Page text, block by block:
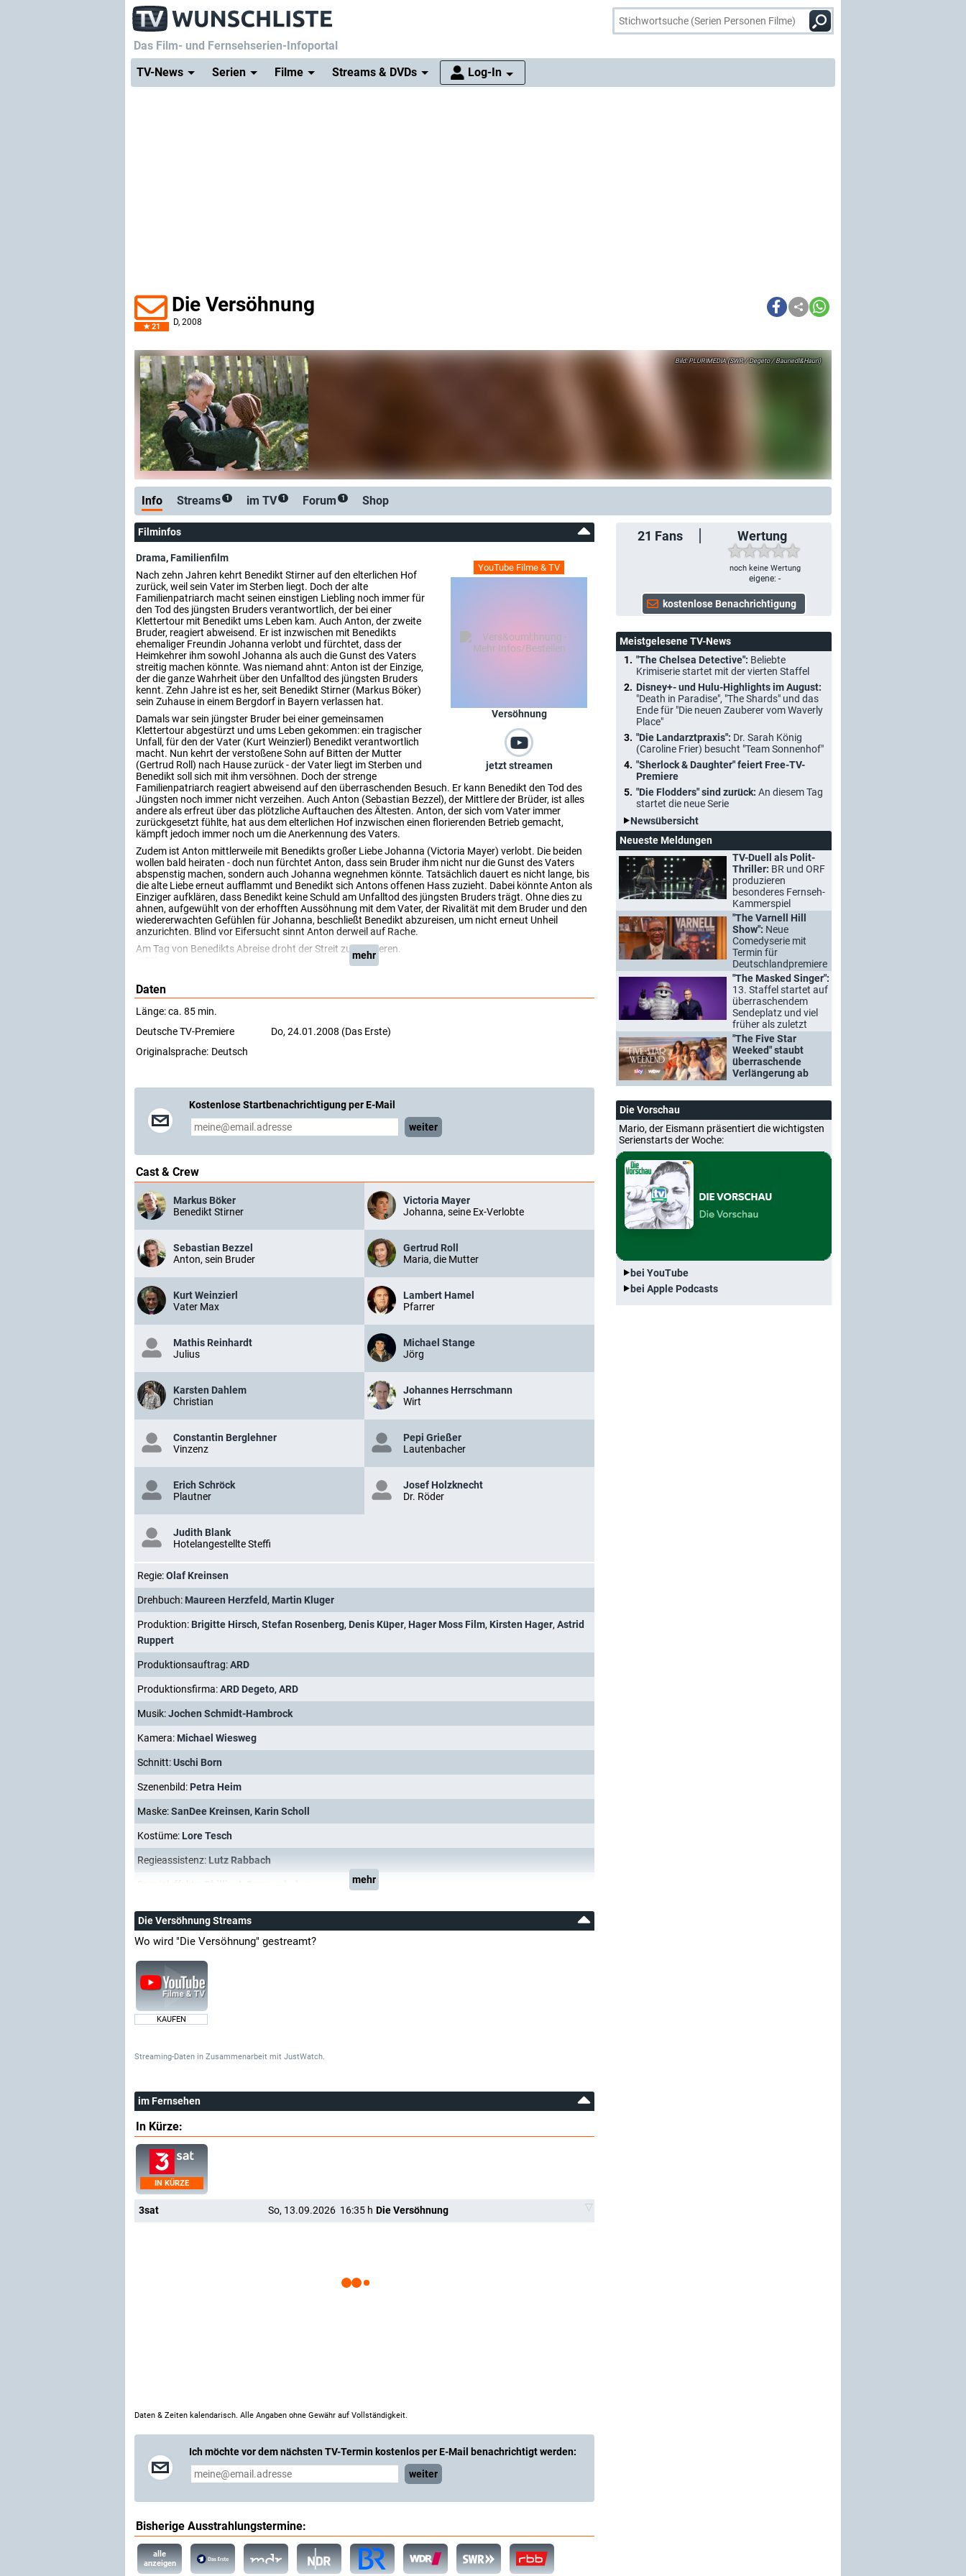
Das Film- und Fernsehserien-Infoportal
TV-News
Serien Filme Streams & DVDs Log-In
21
Die Versöhnung
D, 2008
PLURIMEDIA (SWR / Degeto / Bauriedl&Hauri)
Info Streams 1 im TV 1 Forum 1 Shop
21 Fans Wertung
noch keine Wertung
eigene: -
Filminfos
YouTube Filme & TV
Versöhnung
jetzt streamen
Drama,Familienfilm
Nach zehn Jahren kehrt Benedikt Stirner auf den elterlichen Hof
zurück, weil sein Vater im Sterben liegt. Doch der alte
Familienpatriarch macht seinen einstigen Liebling noch immer für
den Tod des jüngsten Bruders verantwortlich, der bei einer
Klettertour mit Benedikt ums Leben kam. Auch Anton, der zweite
Bruder, reagiert abweisend. Er ist inzwischen mit Benedikts
ehemaliger Freundin Johanna verlobt und fürchtet, dass der
Heimkehrer ihm sowohl Johanna als auch die Gunst des Vaters
streitig machen könnte. Was niemand ahnt: Anton ist der Einzige,
der die ganze Wahrheit über den Unfalltod des jüngsten Bruders
kennt. Zehn Jahre ist es her, seit Benedikt Stirner (Markus Böker)
sein Zuhause in einem Bergdorf in Bayern verlassen hat.
Damals war sein jüngster Bruder bei einer gemeinsamen
Klettertour abgestürzt und ums Leben gekommen: ein tragischer
Unfall, für den der Vater (Kurt Weinzierl) Benedikt verantwortlich
macht. Nun kehrt der verstoßene Sohn auf Bitten der Mutter
(Gertrud Roll) nach Hause zurück - der Vater liegt im Sterben und
Benedikt soll sich mit ihm versöhnen. Doch der strenge
Familienpatriarch reagiert abweisend auf den überraschenden Besuch. Er kann Benedikt den Tod des
Jüngsten noch immer nicht verzeihen. Auch Anton (Sebastian Bezzel), der Mittlere der Brüder, ist alles
andere als erfreut über das plötzliche Auftauchen des Ältesten. Anton, der sich vom Vater immer
zurückgesetzt fühlte, hat aus dem elterlichen Hof inzwischen einen florierenden Betrieb gemacht,
kämpft jedoch immer noch um die Anerkennung des Vaters.
Zudem ist Anton mittlerweile mit Benedikts großer Liebe Johanna (Victoria Mayer) verlobt. Die beiden
wollen bald heiraten - doch nun fürchtet Anton, dass sein Bruder ihm nicht nur die Gunst des Vaters
abspenstig machen, sondern auch Johanna wegnehmen könnte. Tatsächlich dauert es nicht lange, bis
die alte Liebe erneut aufflammt und Benedikt sich Antons offenen Hass zuzieht. Dabei könnte Anton als
Einziger aufklären, dass Benedikt keine Schuld am Unfalltod des jüngsten Bruders trägt. Ohne dies zu
ahnen, aufgewühlt von der erhofften Aussöhnung mit dem Vater, der Rivalität mit dem Bruder und den
wiedererwachten Gefühlen für Johanna, beschließt Benedikt abzureisen, um nicht erneut Unheil
anzurichten. Blind vor Eifersucht sinnt Anton derweil auf Rache.
Am Tag von Benedikts Abreise droht der Streit zu eskalieren.
mehr
Daten
Länge: ca. 85 min.
Deutsche TV-Premiere
Do, 24.01.2008 (Das Erste)
Originalsprache: Deutsch
Kostenlose Startbenachrichtigung per E-Mail
weiter
Cast & Crew
Markus Böker
Benedikt Stirner
Victoria Mayer
Johanna, seine Ex-Verlobte
Sebastian Bezzel
Anton, sein Bruder
Gertrud Roll
Maria, die Mutter
Kurt Weinzierl
Vater Max
Lambert Hamel
Pfarrer
Mathis Reinhardt
Julius
Michael Stange
Jörg
Karsten Dahlem
Christian
Johannes Herrschmann
Wirt
Constantin Berglehner
Vinzenz
Pepi Grießer
Lautenbacher
Erich Schröck
Plautner
Josef Holzknecht
Dr. Röder
Judith Blank
Hotelangestellte Steffi
Regie:Olaf Kreinsen
Drehbuch: Maureen Herzfeld , Martin Kluger
Produktion: Brigitte Hirsch, Stefan Rosenberg, Denis Küper, Hager Moss Film, Kirsten Hager, Astrid
Ruppert
Produktionsauftrag:ARD
Produktionsfirma:ARD Degeto, ARD
Musik:Jochen Schmidt-Hambrock
Kamera: Michael Wiesweg
Schnitt:Uschi Born
Szenenbild: Petra Heim
Maske:SanDee Kreinsen, Karin Scholl
Kostüme: Lore Tesch
Regieassistenz: Lutz Rabbach
mehr
Die Versöhnung Streams
Wo wird "Die Versöhnung" gestreamt?
KAUFEN
Streaming-Daten in Zusammenarbeit mit JustWatch.
im Fernsehen
In Kürze:
IN KÜRZE
3sat So, 13.09.2026 16:35 h Die Versöhnung
Daten & Zeiten kalendarisch. Alle Angaben ohne Gewähr auf Vollständigkeit.
Ich möchte vor dem nächsten TV-Termin kostenlos per E-Mail benachrichtigt werden:
weiter
Bisherige Ausstrahlungstermine:
alle
anzeigen
Meistgelesene TV-News
"The Chelsea Detective": Beliebte
Krimiserie startet mit der vierten Staffel
Disney+- und Hulu-Highlights im August:
"Death in Paradise", "The Shards" und das
Ende für "Die neuen Zauberer vom Waverly
Place"
"Die Landarztpraxis": Dr. Sarah König
(Caroline Frier) besucht "Team Sonnenhof"
"Sherlock & Daughter" feiert Free-TV-
Premiere
"Die Flodders" sind zurück: An diesem Tag
startet die neue Serie
Newsübersicht
Neueste Meldungen
TV-Duell als Polit-
Thriller: BR und ORF
produzieren
besonderes Fernseh-
Kammerspiel
"The Varnell Hill
Show": Neue
Comedyserie mit
Termin für
Deutschlandpremiere
"The Masked Singer":
13. Staffel startet auf
überraschendem
Sendeplatz und viel
früher als zuletzt
"The Five Star
Weeked" staubt
überraschende
Verlängerung ab
Die Vorschau
Mario, der Eismann präsentiert die wichtigsten
Serienstarts der Woche:
bei YouTube
bei Apple Podcasts